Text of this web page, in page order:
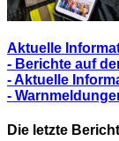
Aktuelle
- Berichte auf
- Aktuelle
-
Die letzte